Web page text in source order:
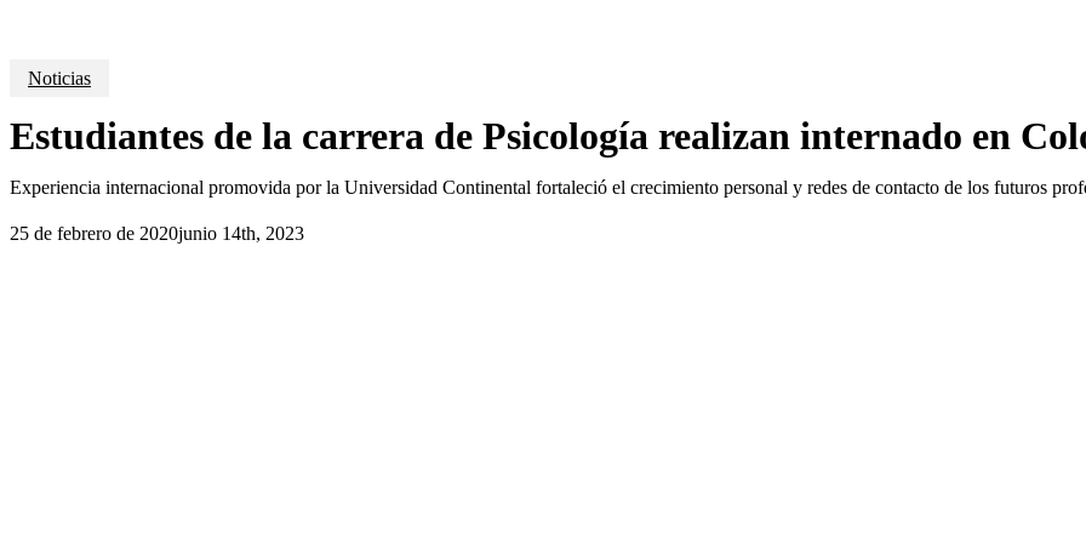
Noticias
Estudiantes de la carrera de Psicología realizan internado en
Experiencia internacional promovida por la Universidad Continental fortaleció el crecimiento personal y redes de contacto de los futuros
25 de febrero de 2020junio 14th, 2023